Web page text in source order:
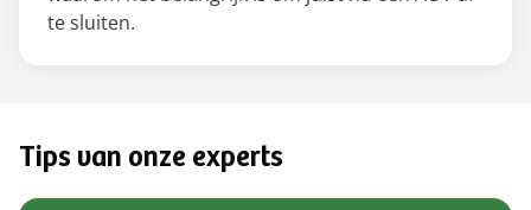
te sluiten.
Tips van onze experts